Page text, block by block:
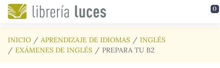
Saltar al contenido principal 0
INICIO APRENDIZAJE DE IDIOMAS
INGLÉS
EXÁMENES DE INGLÉS
PREPARA TU B2